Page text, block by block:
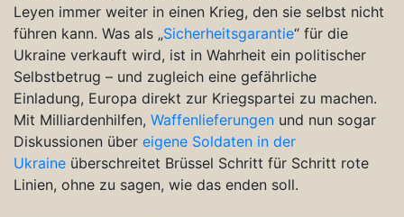
Leyen immer weiter in einen Krieg, den sie selbst nicht
führen kann. Was als „Sicherheitsgarantie“ für die
Ukraine verkauft wird, ist in Wahrheit ein politischer
Selbstbetrug – und zugleich eine gefährliche
Einladung, Europa direkt zur Kriegspartei zu machen.
Mit Milliardenhilfen, Waffenlieferungen und nun sogar
Diskussionen über eigene Soldaten in der
Ukraine überschreitet Brüssel Schritt für Schritt rote
Linien, ohne zu sagen, wie das enden soll.